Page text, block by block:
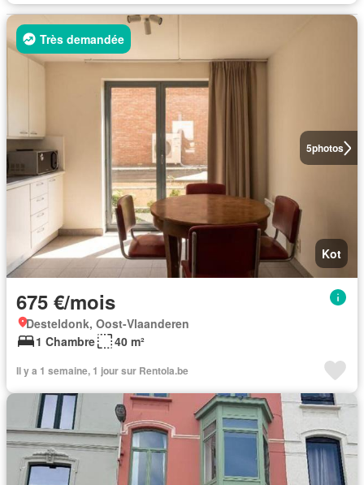
5photos
Très demandée
Kot
675 €/mois
Desteldonk, Oost-Vlaanderen
1 Chambre
40 m²
Il y a 1 semaine, 1 jour sur Rentola.be